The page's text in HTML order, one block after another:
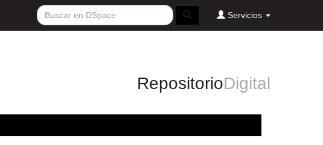
Servicios
RepositorioDigital